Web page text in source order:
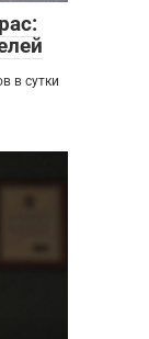
в сутки